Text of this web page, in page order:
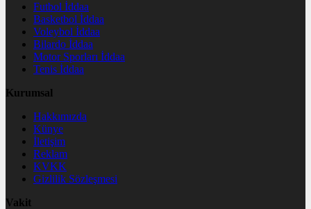
Futbol İddaa
Basketbol İddaa
Voleybol İddaa
Bilardo İddaa
Motor Sporları İddaa
Tenis İddaa
Kurumsal
Hakkımızda
Künye
İletişim
Reklam
KVKK
Gizlilik Sözleşmesi
Vakit